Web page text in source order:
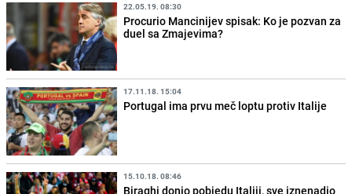
22.05.19. 08:30
Procurio Mancinijev spisak: Ko je pozvan za
duel sa Zmajevima?
17.11.18. 15:04
Portugal ima prvu meč loptu protiv Italije
15.10.18. 08:46
Biraghi donio pobjedu Italiji, sve iznenadio